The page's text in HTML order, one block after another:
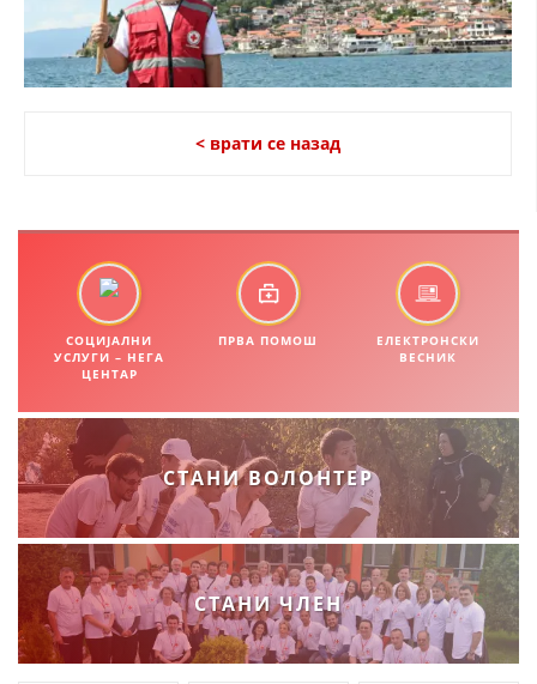
МЕНАЏМЕНТ НА ВОЛОНТЕРИ
ДЕЈСТВУВАЊЕ
ПРИРАЧНИЦИ
СТРАТЕГИИ
БРОШУРИ
ПОСТЕРИ
ПРЕЗЕНТАЦИИ
< врати се назад
СОЦИЈАЛНИ
УСЛУГИ – НЕГА
ЦЕНТАР
ПРВА ПОМОШ
ЕЛЕКТРОНСКИ
ВЕСНИК
СТАНИ ВОЛОНТЕР
СТАНИ ЧЛЕН